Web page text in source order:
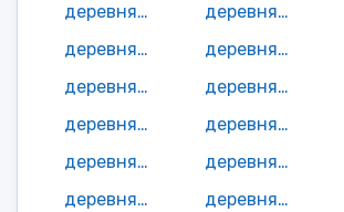
деревня Фатейково
деревня Федосово
деревня Федюково
деревня Химино
деревня Холмино
деревня Чаль
деревня Чехово
деревня Шатеша
деревня Шибнево
деревня Шубкино
деревня Юртово
деревня Якшино